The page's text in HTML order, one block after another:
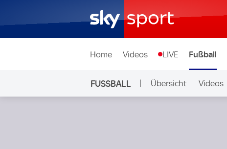
Home Videos LIVE Fußball
FUSSBALL Übersicht Videos